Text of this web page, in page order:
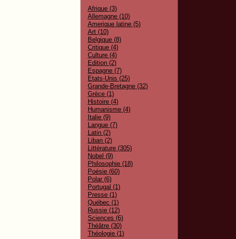
Afrique (3)
Allemagne (10)
Amerique latine (5)
Art (10)
Belgique (8)
Critique (4)
Culture (4)
Edition (2)
Espagne (7)
Etats-Unis (25)
Grande-Bretagne (32)
Grèce (1)
Histoire (4)
Humanisme (4)
Italie (9)
Langue (7)
Latin (2)
Liban (2)
Littérature (305)
Nobel (9)
Philosophie (18)
Poésie (60)
Polar (6)
Portugal (1)
Presse (1)
Québec (1)
Russie (12)
Sciences (6)
Théâtre (30)
Théologie (1)